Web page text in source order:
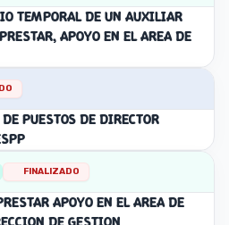
TEMPORAL DE UN AUXILIAR
APOYO EN EL AREA DE
PUESTOS DE DIRECTOR
FINALIZADO
APOYO EN EL AREA DE